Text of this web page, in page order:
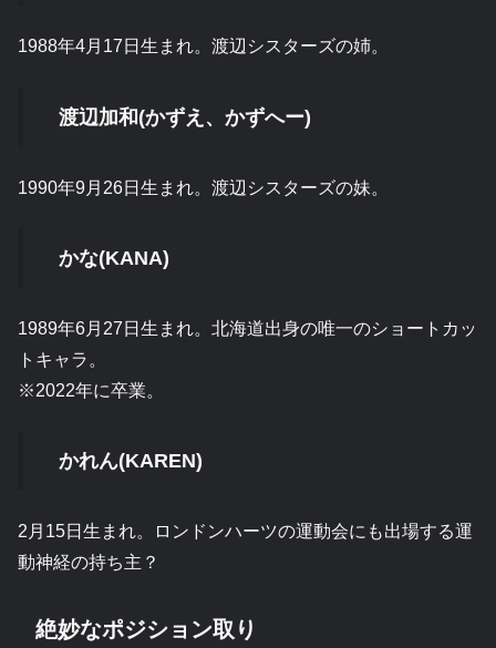
1988年4月17日生まれ。渡辺シスターズの姉。
渡辺加和(かずえ、かずへー)
1990年9月26日生まれ。渡辺シスターズの妹。
かな(KANA)
1989年6月27日生まれ。北海道出身の唯一のショートカッ
トキャラ。
※2022年に卒業。
かれん(KAREN)
2月15日生まれ。ロンドンハーツの運動会にも出場する運
動神経の持ち主？
絶妙なポジション取り